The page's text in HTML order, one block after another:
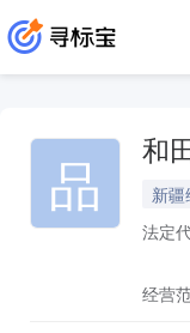
品 和
新
法定
经营